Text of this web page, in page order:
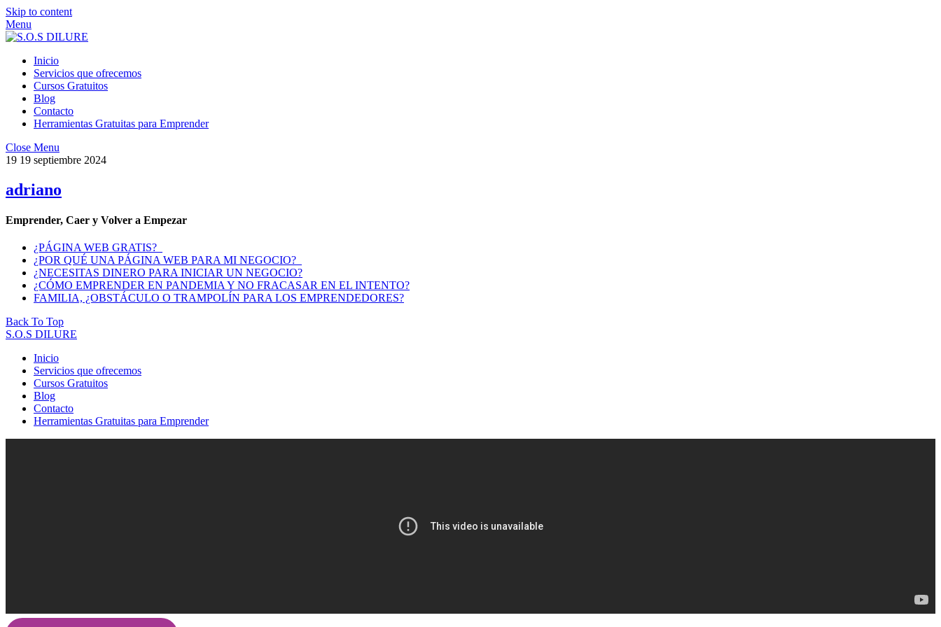
Skip to content
Menu
Inicio
Servicios que ofrecemos
Cursos Gratuitos
Blog
Contacto
Herramientas Gratuitas para Emprender
Close Menu
19 19 septiembre 2024
adriano
Emprender, Caer y Volver a Empezar
¿PÁGINA WEB GRATIS?
¿POR QUÉ UNA PÁGINA WEB PARA MI NEGOCIO?
¿NECESITAS DINERO PARA INICIAR UN NEGOCIO?
¿CÓMO EMPRENDER EN PANDEMIA Y NO FRACASAR EN EL INTENTO?
FAMILIA, ¿OBSTÁCULO O TRAMPOLÍN PARA LOS EMPRENDEDORES?
Back To Top
S.O.S DILURE
Inicio
Servicios que ofrecemos
Cursos Gratuitos
Blog
Contacto
Herramientas Gratuitas para Emprender